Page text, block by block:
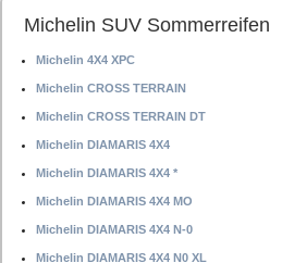
Michelin SUV Sommerreifen
Michelin 4X4 XPC
Michelin CROSS TERRAIN
Michelin CROSS TERRAIN DT
Michelin DIAMARIS 4X4
Michelin DIAMARIS 4X4 *
Michelin DIAMARIS 4X4 MO
Michelin DIAMARIS 4X4 N-0
Michelin DIAMARIS 4X4 N0 XL